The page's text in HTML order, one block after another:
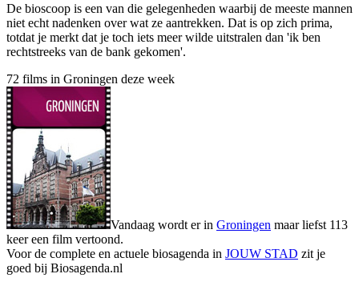
De bioscoop is een van die gelegenheden waarbij de meeste mannen
niet echt nadenken over wat ze aantrekken. Dat is op zich prima,
totdat je merkt dat je toch iets meer wilde uitstralen dan 'ik ben
rechtstreeks van de bank gekomen'.
72 films in Groningen deze week
Vandaag wordt er in Groningen maar liefst 113
keer een film vertoond.
Voor de complete en actuele biosagenda in JOUW STAD zit je
goed bij Biosagenda.nl